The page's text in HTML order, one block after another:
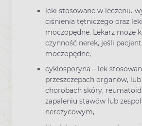
leki stosowane w leczeniu
ciśnienia tętniczego oraz leki
moczopędne. Lekarz może
czynność nerek, jeśli
moczopędne,
cyklosporyna – lek
przeszczepach organów,
chorobach skóry,
zapaleniu stawów lub
nerczycowym,